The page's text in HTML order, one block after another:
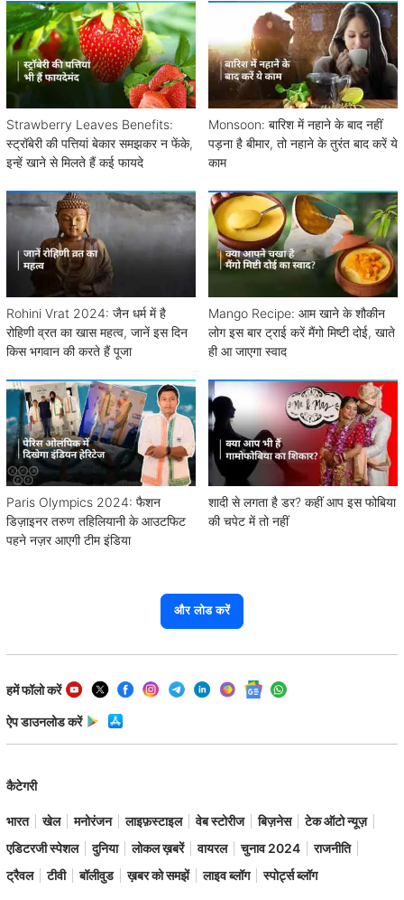
Strawberry Leaves Benefits:
स्ट्रॉबेरी की पत्तियां बेकार समझकर न फेंके,
इन्हें खाने से मिलते हैं कई फायदे
Monsoon: बारिश में नहाने के बाद नहीं
पड़ना है बीमार, तो नहाने के तुरंत बाद करें ये
काम
Rohini Vrat 2024: जैन धर्म में है
रोहिणी व्रत का खास महत्व, जानें इस दिन
किस भगवान की करते हैं पूजा
Mango Recipe: आम खाने के शौकीन
लोग इस बार ट्राई करें मैंगो मिष्टी दोई, खाते
ही आ जाएगा स्वाद
Paris Olympics 2024: फैशन
डिज़ाइनर तरुण तहिलियानी के आउटफिट
पहने नज़र आएगी टीम इंडिया
शादी से लगता है डर? कहीं आप इस फोबिया
की चपेट में तो नहीं
और लोड करें
हमें फॉलो करें
ऐप डाउनलोड करें
कैटेगरी
भारत खेल मनोरंजन लाइफ़स्टाइल वेब स्टोरीज बिज़नेस
टेक ऑटो न्यूज़
एडिटरजी स्पेशल
दुनिया लोकल ख़बरें वायरल चुनाव 2024
राजनीति
ट्रैवल
टीवी बॉलीवुड ख़बर को समझें लाइव ब्लॉग स्पोर्ट्स ब्लॉग